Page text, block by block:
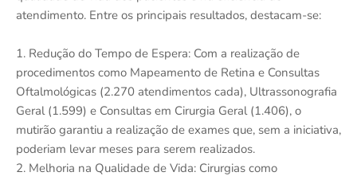
atendimento. Entre os principais resultados, destacam-se:
1. Redução do Tempo de Espera: Com a realização de
procedimentos como Mapeamento de Retina e Consultas
Oftalmológicas (2.270 atendimentos cada), Ultrassonografia
Geral (1.599) e Consultas em Cirurgia Geral (1.406), o
mutirão garantiu a realização de exames que, sem a iniciativa,
poderiam levar meses para serem realizados.
2. Melhoria na Qualidade de Vida: Cirurgias como